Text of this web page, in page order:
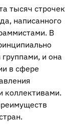
тысяч строчек
написанного
В
и она
в сфере
коллективами.